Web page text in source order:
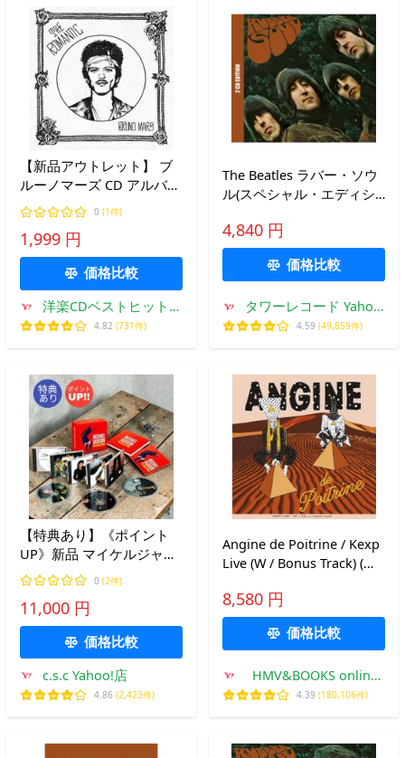
【新品アウトレット】 ブ
ルーノマーズ CD アルバム
BRUNO MARS THE
ROMANTIC 輸入盤 ブルー
ノ・マーズ ザ・ロマンテ
ィック
0 (1件)
1,999 円
価格比較
洋楽CDベストヒットア
ルバム通販Q
4.82 (731件)
The Beatles ラバー・ソウ
ル(スペシャル・エディシ
［2SHM-CD+ブックレッ
ト］＜限定盤＞ SHM-CD
※特典あり
4,840 円
価格比較
タワーレコード Yahoo!
店
4.59 (49,859件)
【特典あり】《ポイント
UP》新品 マイケルジャク
ソン/ザ・コレクション
MICHAEL JACKSON CD5枚
組 全65曲 168ページブッ
クレット付 (CD) DYCP-
0 (2件)
11,000 円
価格比較
c.s.c Yahoo!店
4.86 (2,423件)
Angine de Poitrine / Kexp
Live (W / Bonus Track) (ア
数がご予約数に満たない場
合は先着順とさ
8,580 円
価格比較
HMV&BOOKS online
Yahoo!店
4.39 (180,106件)